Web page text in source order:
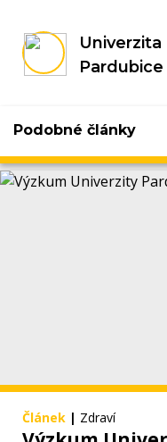
Univerzita
Pardubice
Podobné články
Článek | Zdraví